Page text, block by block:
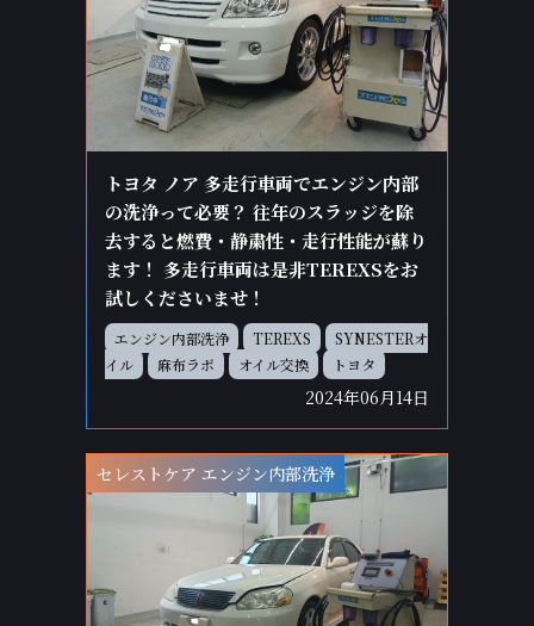
トヨタ ノア 多走行車両でエンジン内部
の洗浄って必要？ 往年のスラッジを除
去すると燃費・静粛性・走行性能が蘇り
ます！ 多走行車両は是非TEREXSをお
試しくださいませ！
エンジン内部洗浄 TEREXS
SYNESTERオ
イル
麻布ラボ オイル交換 トヨタ
2024年06月14日
セレストケア エンジン内部洗浄